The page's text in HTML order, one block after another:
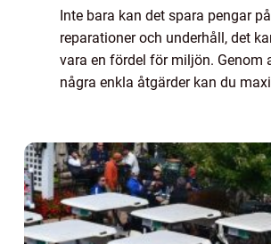
Inte bara kan det spara pengar på
reparationer och underhåll, det
vara en fördel för miljön. Genom
några enkla åtgärder kan du